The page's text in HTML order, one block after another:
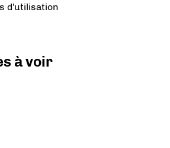
d'utilisation
à voir